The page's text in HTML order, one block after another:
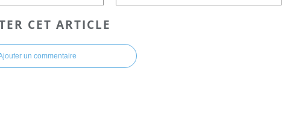
CET ARTICLE
un commentaire